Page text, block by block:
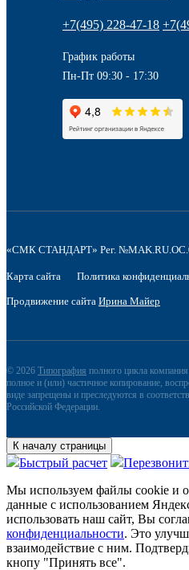
+7(495) 228-47-18
График работы
Пн-Пт 09:30 - 17:30
«СМК СТАНДАРТ» Рег.
Карта сайта Политика
Продвижение сайта Ирина Майер
© 2026 Типография полного цикла
полное и (или) частичное копирование,
виде запрещены и преследуются в
Российской Федерации.
К началу страницы
Быстрый расчет
Мы используем файлы сookie и
данные с использованием
использовать наш сайт, Вы
конфиденциальности. Это
взаимодействие с ним.
кнопу "Принять все".